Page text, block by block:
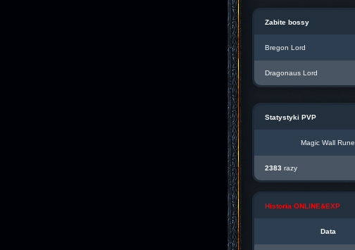
Zabite bossy
Bregon Lord
Dragonaus Lord
Statystyki PVP
Magic Wall Rune
2383 razy
Historia ONLINE&EXP
Data